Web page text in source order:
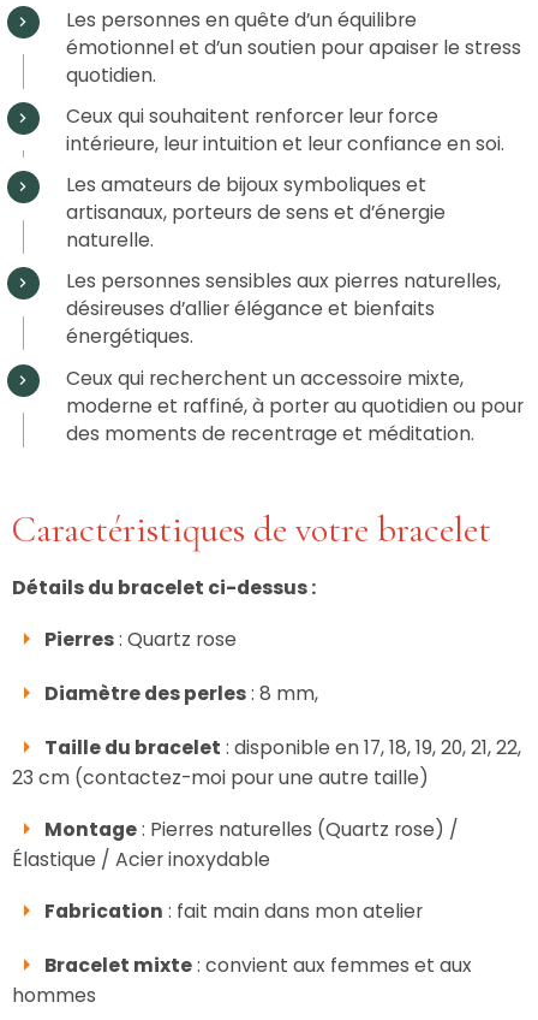
Les personnes en quête d’un équilibre
émotionnel et d’un soutien pour apaiser le stress
quotidien.
Ceux qui souhaitent renforcer leur force
intérieure, leur intuition et leur confiance en soi.
Les amateurs de bijoux symboliques et
artisanaux, porteurs de sens et d’énergie
naturelle.
Les personnes sensibles aux pierres naturelles,
désireuses d’allier élégance et bienfaits
énergétiques.
Ceux qui recherchent un accessoire mixte,
moderne et raffiné, à porter au quotidien ou pour
des moments de recentrage et méditation.
Caractéristiques de votre bracelet
Détails du bracelet ci-dessus :
Pierres: Quartz rose
Diamètre des perles: 8 mm,
Taille du bracelet : disponible en 17, 18, 19, 20, 21, 22,
23 cm (contactez-moi pour une autre taille)
Montage: Pierres naturelles (Quartz rose) /
Élastique / Acier inoxydable
Fabrication : fait main dans mon atelier
Bracelet mixte: convient aux femmes et aux
hommes